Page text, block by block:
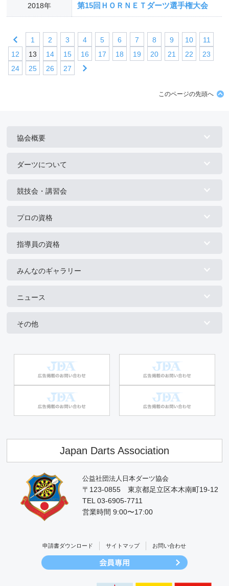
2018年 第15回ＨＯＲＮＥＴダーツ選手権大会
1 2 3 4 5 6 7 8 9 10
11
12
13 14 15 16 17 18 19 20 21 22
23
24
25 26 27
このページの先頭へ
協会概要
ダーツについて
競技会・講習会
プロの資格
指導員の資格
みんなのギャラリー
ニュース
その他
Japan Darts Association
公益社団法人日本ダーツ協会
〒123-0855 東京都足立区本木南町19-12
TEL 03-6905-7711
営業時間 9:00〜17:00
申請書ダウンロード サイトマップ お問い合わせ